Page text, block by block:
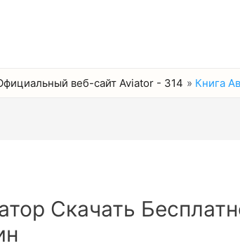
веб-сайт Aviator - 314 Книга
Скачать